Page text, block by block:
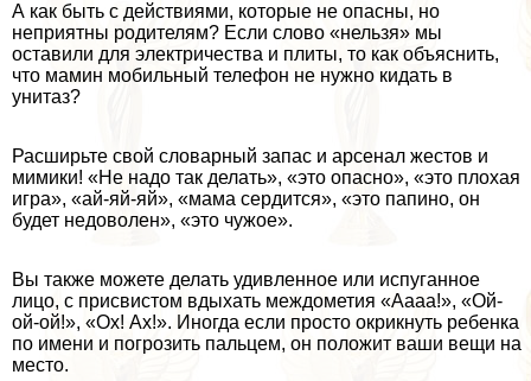
А как быть с действиями, которые не опасны, но
неприятны родителям? Если слово «нельзя» мы
оставили для электричества и плиты, то как объяснить,
что мамин мобильный телефон не нужно кидать в
унитаз?
Расширьте свой словарный запас и арсенал жестов и
мимики! «Не надо так делать», «это опасно», «это плохая
игра», «ай-яй-яй», «мама сердится», «это папино, он
будет недоволен», «это чужое».
Вы также можете делать удивленное или испуганное
лицо, с присвистом вдыхать междометия «Аааа!», «Ой-
ой-ой!», «Ох! Ах!». Иногда если просто окрикнуть ребенка
по имени и погрозить пальцем, он положит ваши вещи на
место.